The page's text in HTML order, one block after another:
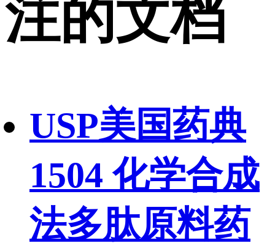
注的文档
USP美国药典
1504 化学合成
法多肽原料药